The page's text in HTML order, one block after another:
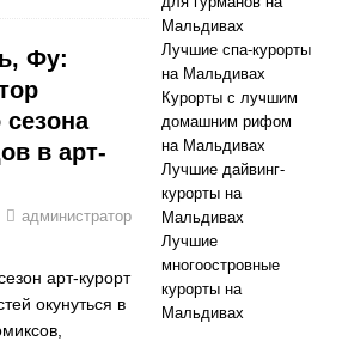
Фу:
сезона
в арт-
администратор
арт-курорт
окунуться в
Мальдивах
Лучшие спа-курорты
на Мальдивах
Курорты с лучшим
домашним рифом
на Мальдивах
Лучшие дайвинг-
курорты на
Мальдивах
Лучшие
многоостровные
курорты на
Мальдивах